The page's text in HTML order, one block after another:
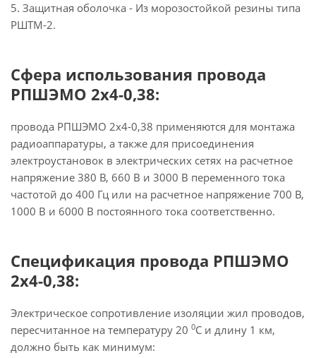
5. Защитная оболочка - Из морозостойкой резины типа
РШТМ-2.
Сфера использования провода
РПШЭМО 2х4-0,38:
провода РПШЭМО 2х4-0,38 применяются для монтажа
радиоаппаратуры, а также для присоединения
электроустановок в электрических сетях на расчетное
напряжение 380 В, 660 В и 3000 В переменного тока
частотой до 400 Гц или на расчетное напряжение 700 В,
1000 В и 6000 В постоянного тока соответственно.
Спецификация провода РПШЭМО
2х4-0,38:
Электрическое сопротивление изоляции жил проводов,
пересчитанное на температуру 20 0С и длину 1 км,
должно быть как минимум: